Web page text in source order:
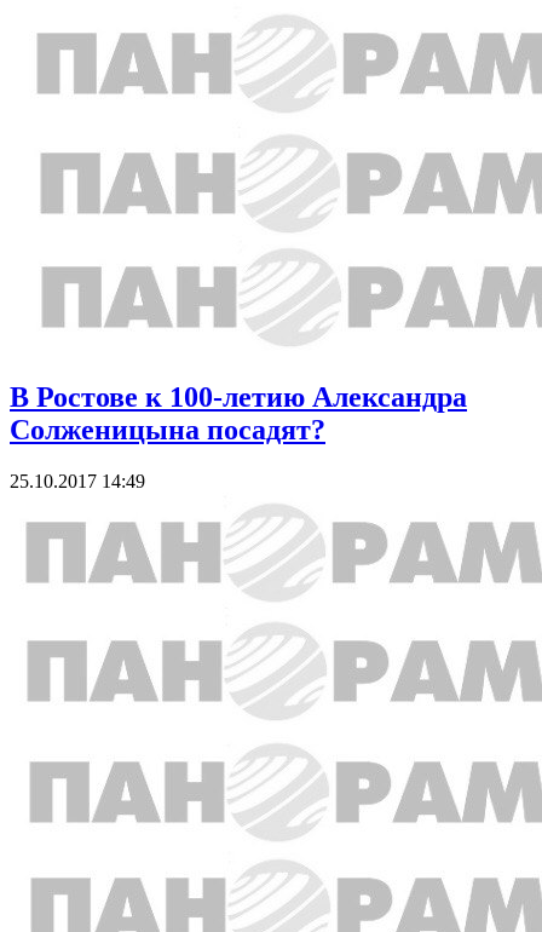
В Ростове к 100-летию Александра
Солженицына посадят?
25.10.2017 14:49